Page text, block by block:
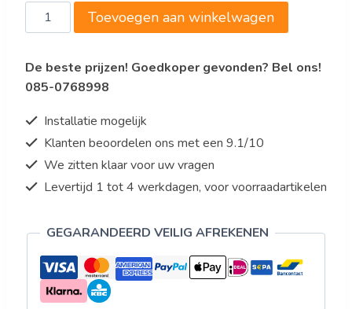
Bartscher
Staande
zilver
aantal
Toevoegen aan winkelwagen
De beste prijzen! Goedkoper gevonden? Bel ons!
085-0768998
Installatie mogelijk
Klanten beoordelen ons met een 9.1/10
We zitten klaar voor uw vragen
Levertijd 1 tot 4 werkdagen, voor voorraadartikelen
GEGARANDEERD VEILIG AFREKENEN